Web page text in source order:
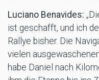
Luciano Benavides:
ist geschafft, und ich
Rallye bisher. Die
vielen
habe Daniel nach